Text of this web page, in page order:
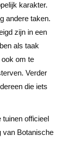
karakter.
andere taken.
zijn in een
als taak
ook om te
Verder
die iets
tuinen officieel
van Botanische